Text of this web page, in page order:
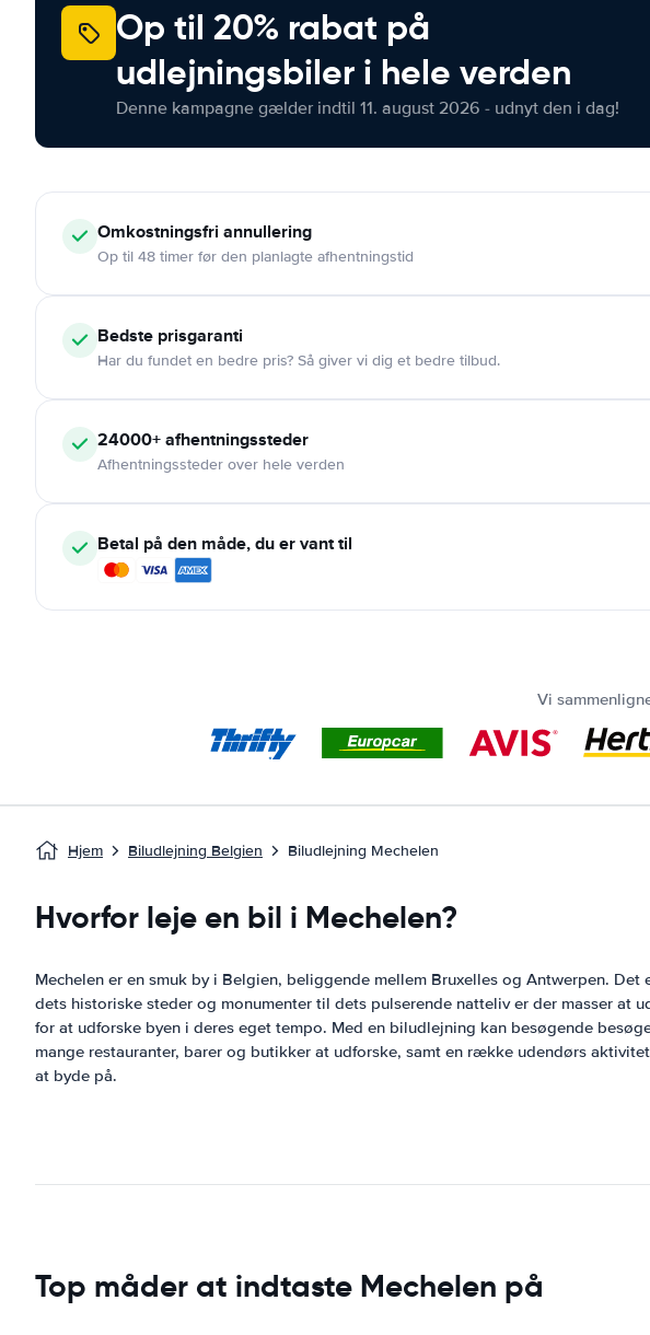
Op til 20% rabat på
udlejningsbiler i hele verden
Denne kampagne gælder indtil 11. august 2026 - udnyt den i dag!
Omkostningsfri annullering
Op til 48 timer før den planlagte afhentningstid
Bedste prisgaranti
Har du fundet en bedre pris? Så giver vi dig et bedre tilbud.
24000+afhentningssteder
Afhentningssteder over hele verden
Betal på den måde, du er vant til
Vi
Hjem Biludlejning Belgien Biludlejning Mechelen
Hvorfor leje en bil i Mechelen?
Mechelen er en smuk by i Belgien, beliggende mellem Bruxelles og Antwerpen.
dets historiske steder og monumenter til dets pulserende natteliv er der masser at
for at udforske byen i deres eget tempo. Med en biludlejning kan besøgende
mange restauranter, barer og butikker at udforske, samt en række udendørs
at byde på.
Top måder at indtaste Mechelen på